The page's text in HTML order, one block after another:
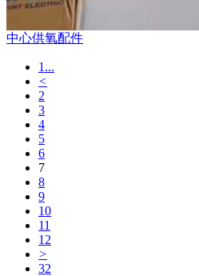
中心供氧配件
1...
<
2
3
4
5
6
7
8
9
10
11
12
>
32